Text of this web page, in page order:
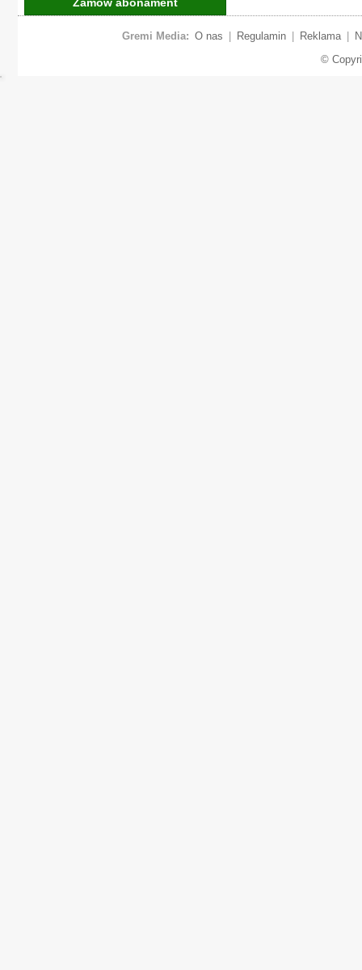
Gremi Media: O nas Regulamin Reklama
©